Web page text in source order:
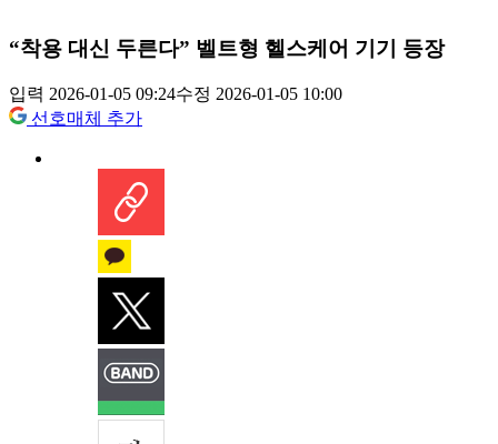
“착용 대신 두른다” 벨트형 헬스케어 기기 등장
입력 2026-01-05 09:24수정 2026-01-05 10:00
선호매체 추가